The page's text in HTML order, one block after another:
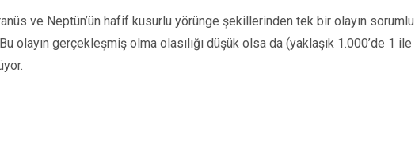
ve Neptün’ün hafif kusurlu yörünge şekillerinden tek bir olayın sorumlu
olayın gerçekleşmiş olma olasılığı düşük olsa da (yaklaşık 1.000’de 1 ile